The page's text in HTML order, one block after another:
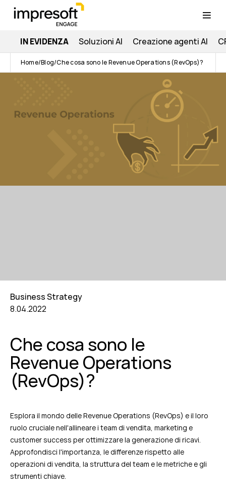
IN EVIDENZA Soluzioni AI Creazione agenti AI
Home Blog Che cosa sono le Revenue Operations (RevOps)?
Business Strategy
8.04.2022
Che cosa sono le
Revenue Operations
(RevOps)?
Esplora il mondo delle Revenue Operations (RevOps) e il loro
ruolo cruciale nell'allineare i team di vendita, marketing e
customer success per ottimizzare la generazione di ricavi.
Approfondisci l'importanza, le differenze rispetto alle
operazioni di vendita, la struttura del team e le metriche e gli
strumenti chiave.